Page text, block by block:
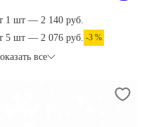
1 шт — 2 140 руб.
5 шт — 2 076 руб. -3 %
все